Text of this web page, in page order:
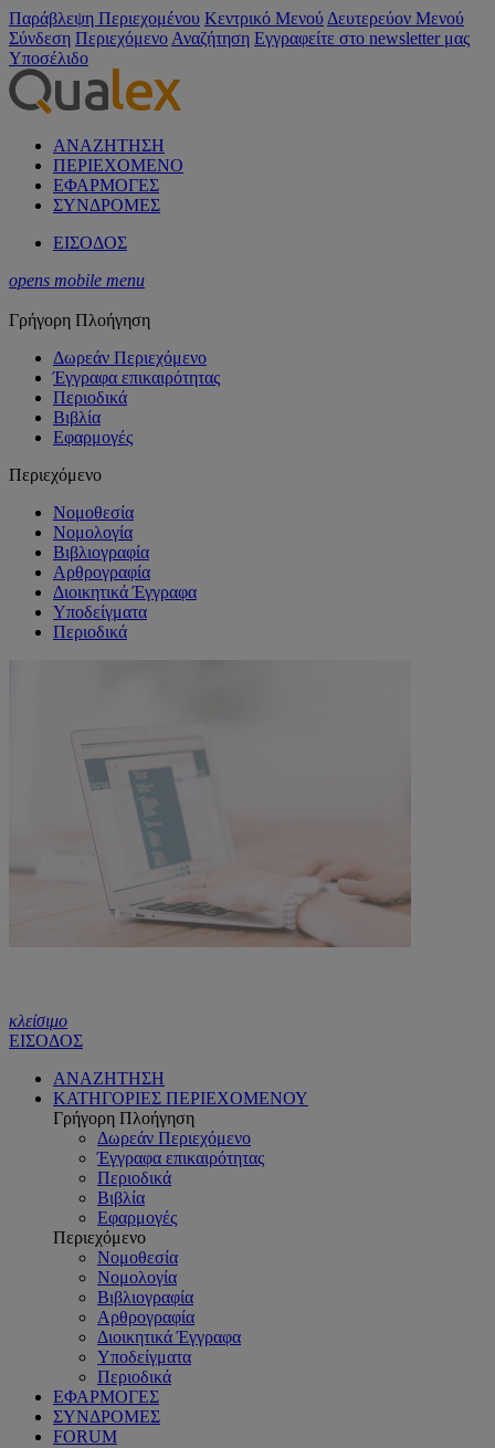
Παράβλεψη Περιεχομένου Κεντρικό Μενού Δευτερεύον Μενού
Σύνδεση Περιεχόμενο Αναζήτηση Εγγραφείτε στο newsletter μας
Υποσέλιδο
ΑΝΑΖΗΤΗΣΗ
ΠΕΡΙΕΧΟΜΕΝΟ
ΕΦΑΡΜΟΓΕΣ
ΣΥΝΔΡΟΜΕΣ
ΕΙΣΟΔΟΣ
opens mobile menu
Γρήγορη Πλοήγηση
Δωρεάν Περιεχόμενο
Έγγραφα επικαιρότητας
Περιοδικά
Βιβλία
Εφαρμογές
Περιεχόμενο
Νομοθεσία
Νομολογία
Βιβλιογραφία
Αρθρογραφία
Διοικητικά Έγγραφα
Υποδείγματα
Περιοδικά
κλείσιμο
ΕΙΣΟΔΟΣ
ΑΝΑΖΗΤΗΣΗ
ΚΑΤΗΓΟΡΙΕΣ ΠΕΡΙΕΧΟΜΕΝΟΥ
Γρήγορη Πλοήγηση
Δωρεάν Περιεχόμενο
Έγγραφα επικαιρότητας
Περιοδικά
Βιβλία
Εφαρμογές
Περιεχόμενο
Νομοθεσία
Νομολογία
Βιβλιογραφία
Αρθρογραφία
Διοικητικά Έγγραφα
Υποδείγματα
Περιοδικά
ΕΦΑΡΜΟΓΕΣ
ΣΥΝΔΡΟΜΕΣ
FORUM